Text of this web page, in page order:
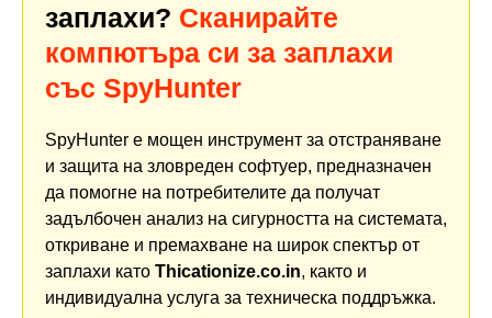
заплахи? Сканирайте
компютъра си за заплахи
със SpyHunter
SpyHunter е мощен инструмент за отстраняване
и защита на зловреден софтуер, предназначен
да помогне на потребителите да получат
задълбочен анализ на сигурността на системата,
откриване и премахване на широк спектър от
заплахи като Thicationize.co.in, както и
индивидуална услуга за техническа поддръжка.